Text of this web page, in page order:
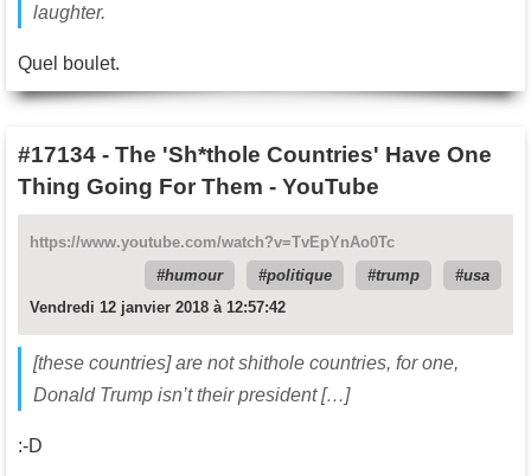
laughter.
Quel boulet.
#17134 - The 'Sh*thole Countries' Have One
Thing Going For Them - YouTube
https://www.youtube.com/watch?v=TvEpYnAo0Tc
humour
politique trump
usa
Vendredi 12 janvier 2018 à 12:57:42
[these countries] are not shithole countries, for one,
Donald Trump isn’t their president […]
:-D